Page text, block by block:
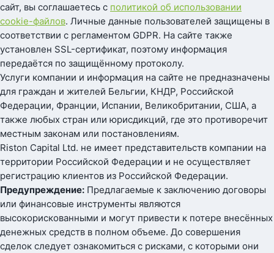
сайт, вы соглашаетесь с политикой об использовании
cookie-файлов. Личные данные пользователей защищены в
соответствии с регламентом GDPR. На сайте также
установлен SSL-сертификат, поэтому информация
передаётся по защищённому протоколу.
Услуги компании и информация на сайте не предназначены
для граждан и жителей Бельгии, КНДР, Российской
Федерации, Франции, Испании, Великобритании, США, а
также любых стран или юрисдикций, где это противоречит
местным законам или постановлениям.
Riston Capital Ltd. не имеет представительств компании на
территории Российской Федерации и не осуществляет
регистрацию клиентов из Российской Федерации.
Предупреждение: Предлагаемые к заключению договоры
или финансовые инструменты являются
высокорискованными и могут привести к потере внесённых
денежных средств в полном объеме. До совершения
сделок следует ознакомиться с рисками, с которыми они